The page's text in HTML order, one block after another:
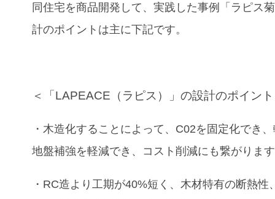
同住宅を商品開発して、実践した事例
「ラピス
計のポイントは主に下記です。
＜「LAPEACE（ラピス）」の設計のポイン
・木造化することによって、C02を固定化でき
地盤補強を軽減でき、コスト削減にも繋がりま
・RC造より工期が40%短く、木材特有の断熱性